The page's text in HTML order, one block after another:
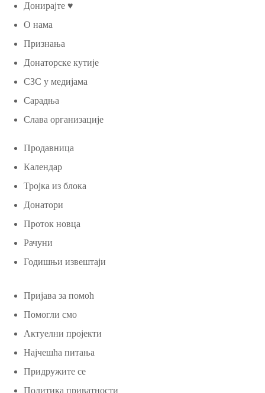
Донирајте ♥
О нама
Признања
Донаторске кутије
СЗС у медијама
Сарадња
Слава организације
Продавница
Календар
Тројка из блока
Донатори
Проток новца
Рачуни
Годишњи извештаји
Пријава за помоћ
Помогли смо
Актуелни пројекти
Најчешћа питања
Придружите се
Политика приватности